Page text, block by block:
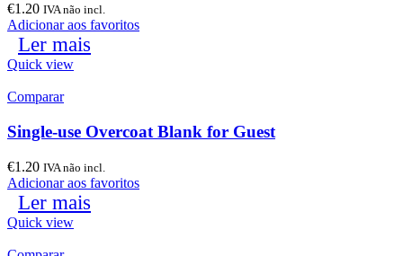
€1.20 IVA não incl.
Adicionar aos favoritos
Ler mais
Quick view
Comparar
Single-use Overcoat Blank for Guest
€1.20 IVA não incl.
Adicionar aos favoritos
Ler mais
Quick view